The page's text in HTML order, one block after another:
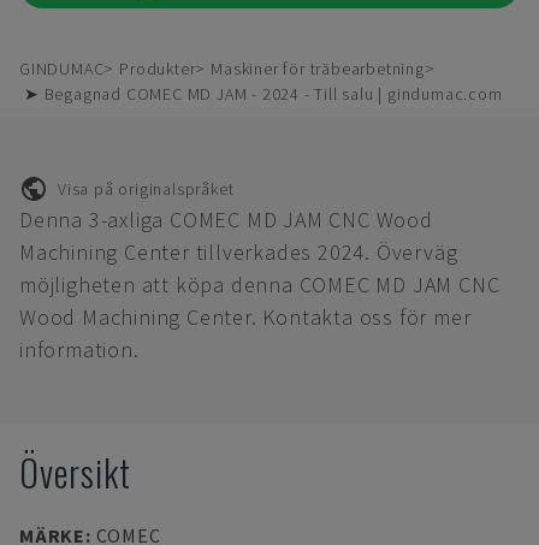
GINDUMAC Produkter
Maskiner för träbearbetning
➤ Begagnad COMEC MD JAM - 2024 - Till salu | gindumac.com
Visa på originalspråket
Denna 3-axliga COMEC MD JAM CNC Wood
Machining Center tillverkades 2024. Överväg
möjligheten att köpa denna COMEC MD JAM CNC
Wood Machining Center. Kontakta oss för mer
information.
Översikt
MÄRKE: COMEC